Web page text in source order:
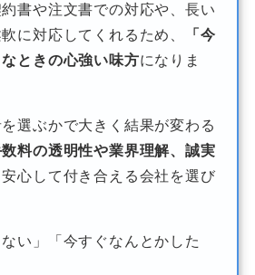
書や注文書での対応や、長い
に対応してくれるため、
「今
ときの心強い味方になりま
選ぶかで大きく結果が変わる
料の透明性や業界理解、誠実
心して付き合える会社を選び
ない」「今すぐなんとかした